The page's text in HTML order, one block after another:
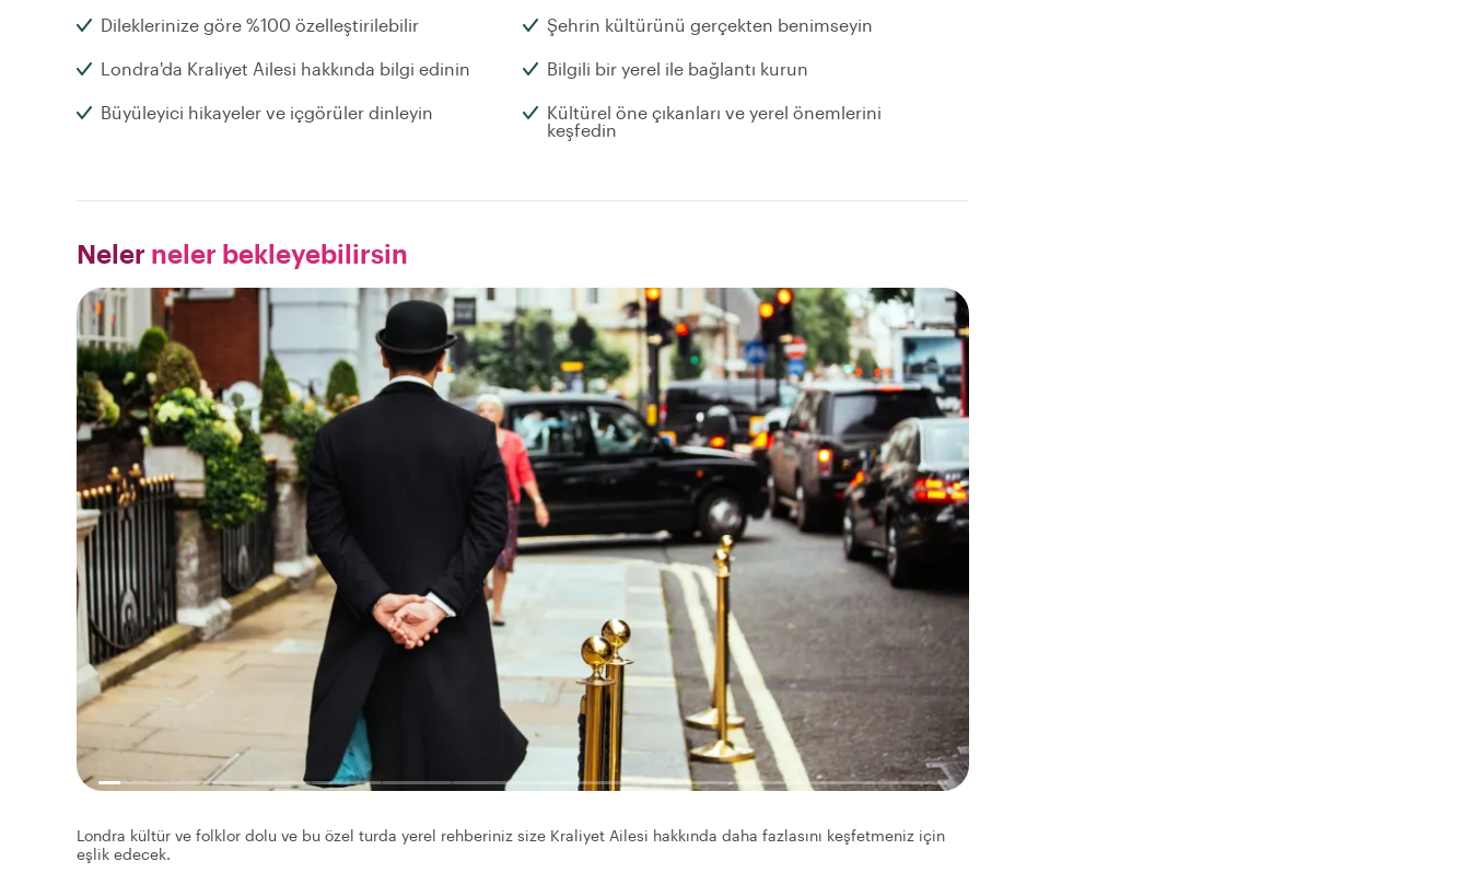
Dileklerinize göre %100 özelleştirilebilir Şehrin kültürünü gerçekten benimseyin
Londra'da Kraliyet Ailesi hakkında bilgi edinin Bilgili bir yerel ile bağlantı kurun
Büyüleyici hikayeler ve içgörüler dinleyin
Kültürel öne çıkanları ve yerel önemlerini
keşfedin
Neler neler bekleyebilirsin
Londra kültür ve folklor dolu ve bu özel turda yerel rehberiniz size Kraliyet Ailesi hakkında daha fazlasını keşfetmeniz için
eşlik edecek.